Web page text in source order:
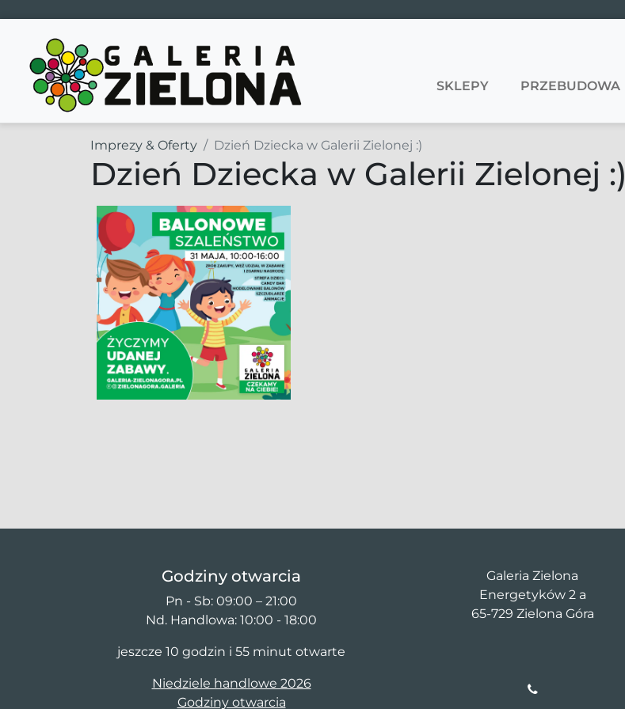
Main Navigation SKLEPY PRZEBUDOWA
Imprezy & Oferty Dzień Dziecka w Galerii Zielonej :)
Dzień Dziecka w Galerii Zielonej :)
Godziny otwarcia
Pn - Sb: 09:00 – 21:00
Nd. Handlowa: 10:00 - 18:00
jeszcze 10 godzin i 55 minut otwarte
Niedziele handlowe 2026
Godziny otwarcia
Galeria Zielona
Energetyków 2 a
65-729 Zielona Góra